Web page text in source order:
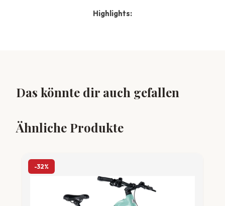
Highlights:
Das könnte dir auch gefallen
Ähnliche Produkte
-32%